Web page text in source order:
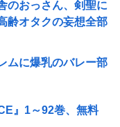
のおっさん、剣聖に
齢オタクの妄想全部
ムに爆乳のバレー部
』1～92巻、無料